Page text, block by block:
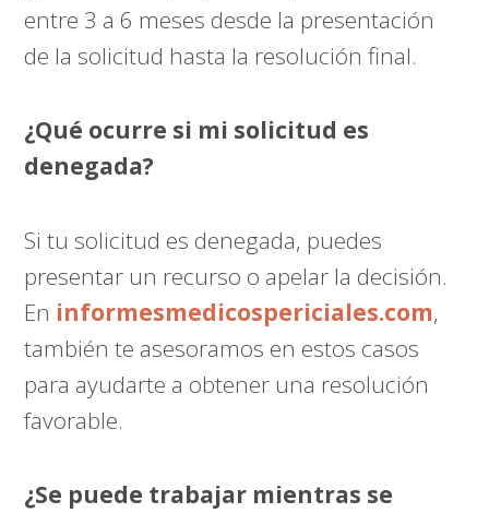
entre 3 a 6 meses desde la presentación
de la solicitud hasta la resolución final.
¿Qué ocurre si mi solicitud es
denegada?
Si tu solicitud es denegada, puedes
presentar un recurso o apelar la decisión.
En informesmedicospericiales.com,
también te asesoramos en estos casos
para ayudarte a obtener una resolución
favorable.
¿Se puede trabajar mientras se